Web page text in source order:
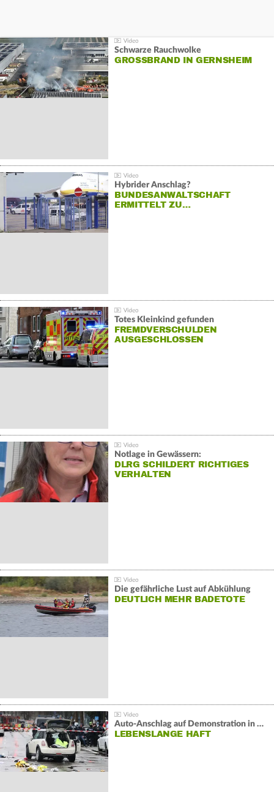
Schwarze Rauchwolke
GROSSBRAND IN GERNSHEIM
Hybrider Anschlag?
BUNDESANWALTSCHAFT
ERMITTELT ZU…
Totes Kleinkind gefunden
FREMDVERSCHULDEN
AUSGESCHLOSSEN
Notlage in Gewässern:
DLRG SCHILDERT RICHTIGES
VERHALTEN
Die gefährliche Lust auf Abkühlung
DEUTLICH MEHR BADETOTE
Auto-Anschlag auf Demonstration in München:
LEBENSLANGE HAFT